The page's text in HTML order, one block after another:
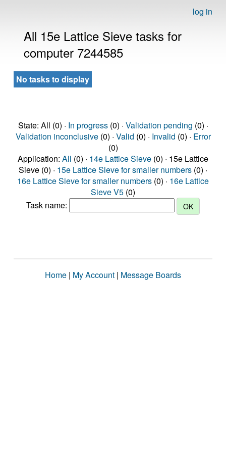
log in
All 15e Lattice Sieve tasks for
computer 7244585
No tasks to display
State: All (0) · In progress(0) · Validation pending (0) ·
Validation inconclusive(0) · Valid (0) · Invalid (0) · Error
(0)
Application: All (0) · 14e Lattice Sieve (0) · 15e Lattice
Sieve (0) · 15e Lattice Sieve for smaller numbers (0) ·
16e Lattice Sieve for smaller numbers (0) · 16e Lattice
Sieve V5 (0)
Task name:
Home | My Account | Message Boards